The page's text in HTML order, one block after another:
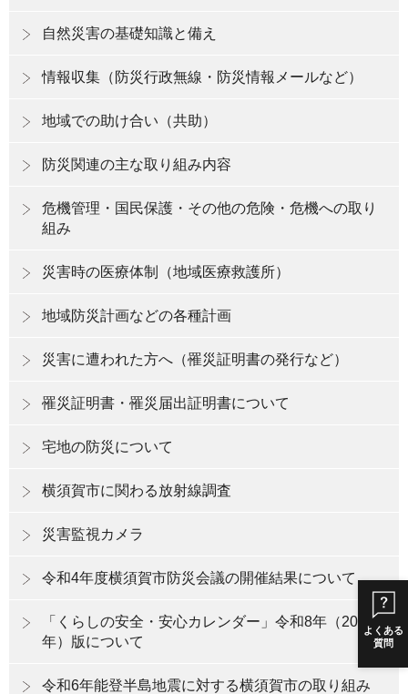
よくある
質問
自然災害の基礎知識と備え
情報収集（防災行政無線・防災情報メールなど）
地域での助け合い（共助）
防災関連の主な取り組み内容
危機管理・国民保護・その他の危険・危機への取り
組み
災害時の医療体制（地域医療救護所）
地域防災計画などの各種計画
災害に遭われた方へ（罹災証明書の発行など）
罹災証明書・罹災届出証明書について
宅地の防災について
横須賀市に関わる放射線調査
災害監視カメラ
令和4年度横須賀市防災会議の開催結果について
「くらしの安全・安心カレンダー」令和8年（2026
年）版について
令和6年能登半島地震に対する横須賀市の取り組み